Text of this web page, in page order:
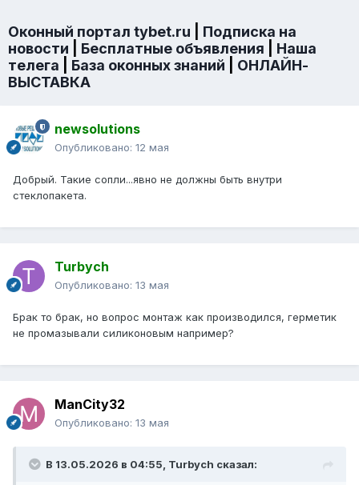
Оконный портал tybet.ru
Подписка на
новости
Бесплатные объявления
Наша
телега
База оконных знаний
ОНЛАЙН-
ВЫСТАВКА
newsolutions
Опубликовано: 12 мая
Добрый. Такие сопли...явно не должны быть внутри
стеклопакета.
Turbych
Опубликовано: 13 мая
Брак то брак, но вопрос монтаж как производился, герметик
не промазывали силиконовым например?
ManCity32
Опубликовано: 13 мая
В 13.05.2026 в 04:55, Turbych сказал: